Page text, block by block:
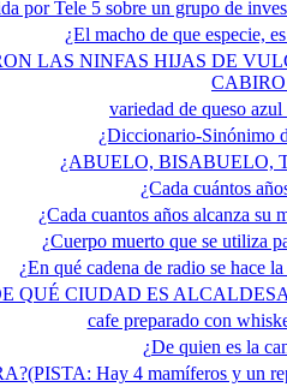
por Tele 5 sobre un grupo de
¿El macho de que especie,
LAS NINFAS HIJAS DE
variedad de queso
¿Diccionario-Sinónimo
¿ABUELO, BISABUELO,
¿Cada cuántos
¿Cada cuantos años alcanza su
¿Cuerpo muerto que se utiliza
¿En qué cadena de radio se hace
QUÉ CIUDAD ES
cafe preparado con
¿De quien es la
Hay 4 mamíferos y un